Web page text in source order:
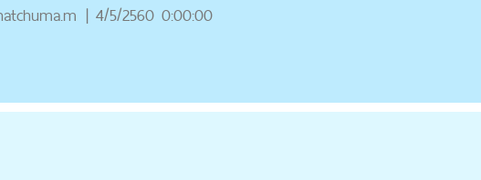
| 4/5/2560 0:00:00